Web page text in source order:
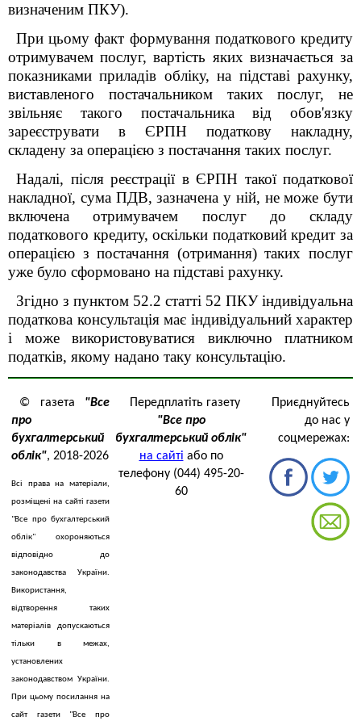
визначеним ПКУ).
При цьому факт формування податкового кредиту
отримувачем послуг, вартість яких визначається за
показниками приладів обліку, на підставі рахунку,
виставленого постачальником таких послуг, не
звільняє такого постачальника від обов'язку
зареєструвати в ЄРПН податкову накладну,
складену за операцією з постачання таких послуг.
Надалі, після реєстрації в ЄРПН такої податкової
накладної, сума ПДВ, зазначена у ній, не може бути
включена отримувачем послуг до складу
податкового кредиту, оскільки податковий кредит за
операцією з постачання (отримання) таких послуг
уже було сформовано на підставі рахунку.
Згідно з пунктом 52.2 статті 52 ПКУ індивідуальна
податкова консультація має індивідуальний характер
і може використовуватися виключно платником
податків, якому надано таку консультацію.
© газета "Все
про
бухгалтерський
облік", 2018-2026
Всі права на матеріали,
розміщені на сайті газети
"Все про бухгалтерський
облік" охороняються
відповідно до
законодавства України.
Використання,
відтворення таких
матеріалів допускаються
тільки в межах,
установлених
законодавством України.
При цьому посилання на
сайт газети "Все про
Передплатіть газету
"Все про
бухгалтерський облік"
на сайті або по
телефону (044) 495-20-
60
Приєднуйтесь
до нас у
соцмережах: